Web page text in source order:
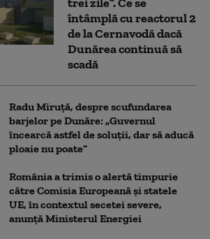
întâmplă cu reactorul 2
de la Cernavodă dacă
Dunărea continuă să
scadă
Radu Miruță, despre scufundarea
barjelor pe Dunăre: „Guvernul
încearcă astfel de soluții, dar să aducă
ploaie nu poate”
România a trimis o alertă timpurie
către Comisia Europeană și statele
UE, în contextul secetei severe,
anunță Ministerul Energiei